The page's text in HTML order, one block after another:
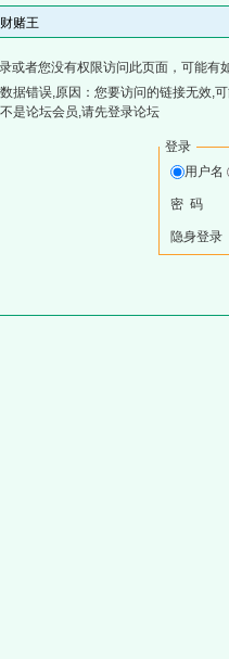
赌王
或者您没有权限访问此页面，可能有
据错误,原因：您要访问的链接无效,
是论坛会员,请先登录论坛
登录
用户名
密 码
隐身登录